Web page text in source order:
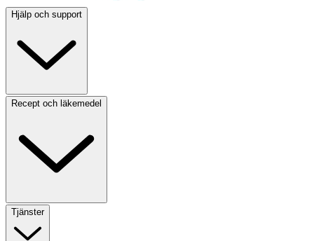
Hjälp och support
Recept och läkemedel
Tjänster